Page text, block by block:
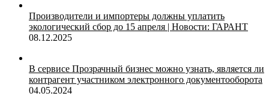
Производители и импортеры должны уплатить
экологический сбор до 15 апреля | Новости: ГАРАНТ
08.12.2025
В сервисе Прозрачный бизнес можно узнать, является ли
контрагент участником электронного документооборота
04.05.2024